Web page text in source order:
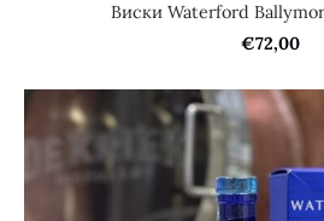
Виски Waterford
€72,00